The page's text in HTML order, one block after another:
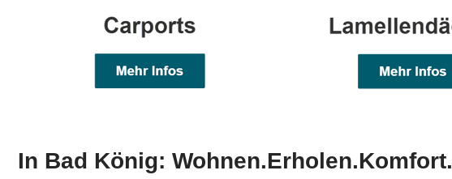
In Bad König: Wohnen.Erholen.Komfort.